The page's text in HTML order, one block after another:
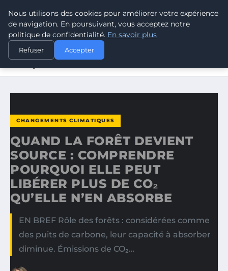
CLIMATE GUARDIAN
ACCUEIL
CHANGEMENTS CLIMATIQUES
QUAND LA FORÊT DEVIENT SOURCE : COMPRENDRE
CHANGEMENTS CLIMATIQUES
QUAND LA FORÊT DEVIENT
SOURCE : COMPRENDRE
POURQUOI ELLE PEUT
LIBÉRER PLUS DE CO₂
QU’ELLE N’EN ABSORBE
EN BREF Rôle des forêts : considérées comme
des puits de carbone, leur capacité à absorber
diminue. Émissions de CO₂…
Nous utilisons des cookies pour améliorer votre expérience
de navigation. En poursuivant, vous acceptez notre
politique de confidentialité. En savoir plus
Refuser Accepter